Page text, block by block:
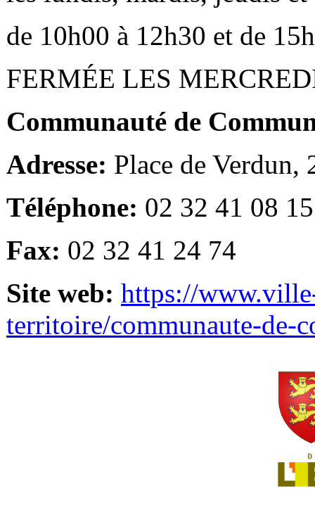
de 10h00 à 12h30 et de
FERMÉE LES
Communauté de
Adresse: Place de Verdun,
Téléphone: 02 32 41 08 15
Fax: 02 32 41 24 74
Site web: https://
territoire/communaute-de-